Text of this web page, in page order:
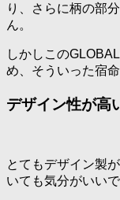
り、さらに柄の部
ん。
しかしこの
め、そういった宿
デザイン性が高
とてもデザイン製
いても気分がいいで